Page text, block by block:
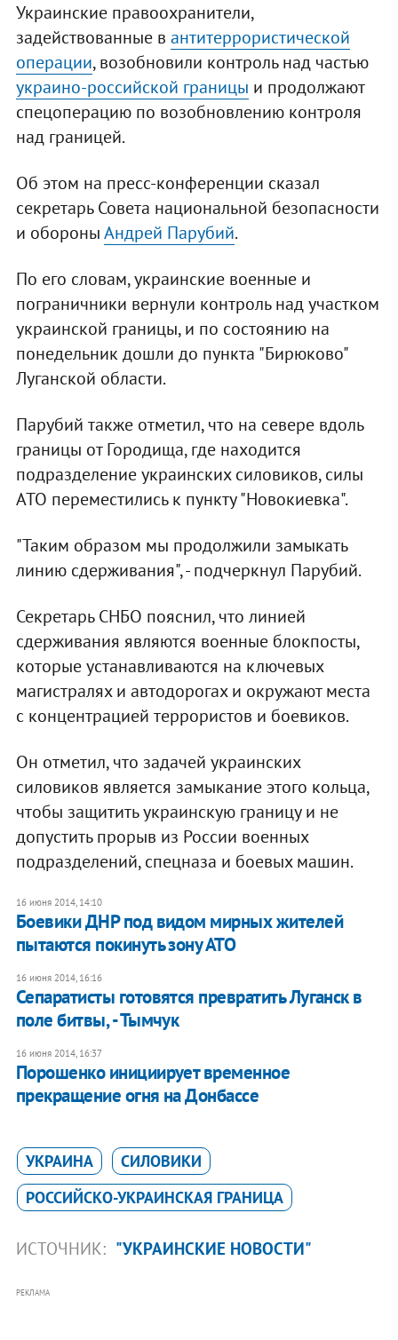
Украинские правоохранители,
задействованные в антитеррористической
операции, возобновили контроль над частью
украино-российской границы и продолжают
спецоперацию по возобновлению контроля
над границей.
Об этом на пресс-конференции сказал
секретарь Совета национальной безопасности
и обороныАндрей Парубий.
По его словам, украинские военные и
пограничники вернули контроль над участком
украинской границы, и по состоянию на
понедельник дошли до пункта "Бирюково"
Луганской области.
Парубий также отметил, что на севере вдоль
границы от Городища, где находится
подразделение украинских силовиков, силы
АТО переместились к пункту "Новокиевка".
"Таким образом мы продолжили замыкать
линию сдерживания", - подчеркнул Парубий.
Секретарь СНБО пояснил, что линией
сдерживания являются военные блокпосты,
которые устанавливаются на ключевых
магистралях и автодорогах и окружают места
с концентрацией террористов и боевиков.
Он отметил, что задачей украинских
силовиков является замыкание этого кольца,
чтобы защитить украинскую границу и не
допустить прорыв из России военных
подразделений, спецназа и боевых машин.
16 июня 2014, 14:10
Боевики ДНР под видом мирных жителей
пытаются покинуть зону АТО
16 июня 2014, 16:16
Сепаратисты готовятся превратить Луганск в
поле битвы, - Тымчук
16 июня 2014, 16:37
Порошенко инициирует временное
прекращение огня на Донбассе
УКРАИНА
СИЛОВИКИ
РОССИЙСКО-УКРАИНСКАЯ ГРАНИЦА
ИСТОЧНИК: "УКРАИНСКИЕ НОВОСТИ"
РЕКЛАМА